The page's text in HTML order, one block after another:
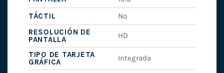
TÁCTIL
No
RESOLUCIÓN DE
PANTALLA
HD
TIPO DE TARJETA
GRÁFICA
Integrada